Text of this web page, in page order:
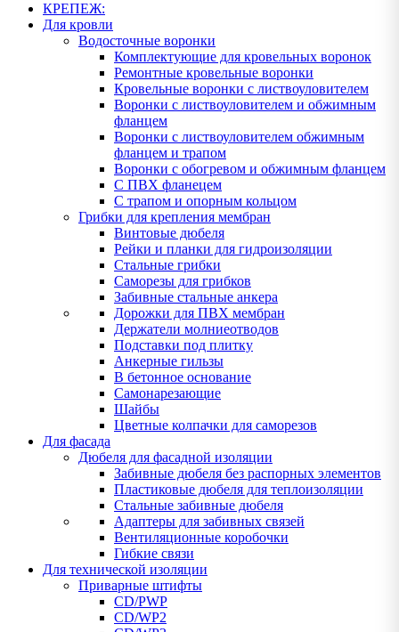
КРЕПЕЖ:
Для кровли
Водосточные воронки
Комплектующие для кровельных воронок
Ремонтные кровельные воронки
Кровельные воронки с листвоуловителем
Воронки с листвоуловителем и обжимным
фланцем
Воронки с листвоуловителем обжимным
фланцем и трапом
Воронки с обогревом и обжимным фланцем
С ПВХ фланецем
С трапом и опорным кольцом
Грибки для крепления мембран
Винтовые дюбеля
Рейки и планки для гидроизоляции
Стальные грибки
Саморезы для грибков
Забивные стальные анкера
Дорожки для ПВХ мембран
Держатели молниеотводов
Подставки под плитку
Анкерные гильзы
В бетонное основание
Самонарезающие
Шайбы
Цветные колпачки для саморезов
Для фасада
Дюбеля для фасадной изоляции
Забивные дюбеля без распорных элементов
Пластиковые дюбеля для теплоизоляции
Стальные забивные дюбеля
Адаптеры для забивных связей
Вентиляционные коробочки
Гибкие связи
Для технической изоляции
Приварные штифты
CD/PWP
CD/WP2